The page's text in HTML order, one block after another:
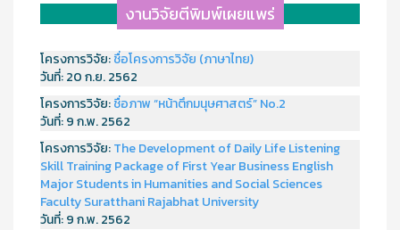
งานวิจัยตีพิมพ์เผยแพร่
โครงการวิจัย:ชื่อโครงการวิจัย (ภาษาไทย)
วันที่:20 ก.ย. 2562
โครงการวิจัย:ชื่อภาพ “หน้าตึกมนุษศาสตร์” No.2
วันที่:9 ก.พ. 2562
โครงการวิจัย:The Development of Daily Life Listening
Skill Training Package of First Year Business English
Major Students in Humanities and Social Sciences
Faculty Suratthani Rajabhat University
วันที่:9 ก.พ. 2562